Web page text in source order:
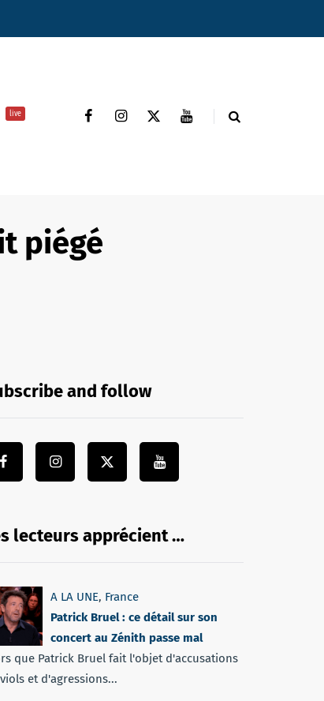
live
piégé
and follow
lecteurs apprécient …
A LA UNE, France
Patrick Bruel : ce détail sur son
concert au Zénith passe mal
que Patrick Bruel fait l'objet d'accusations
et d'agressions...